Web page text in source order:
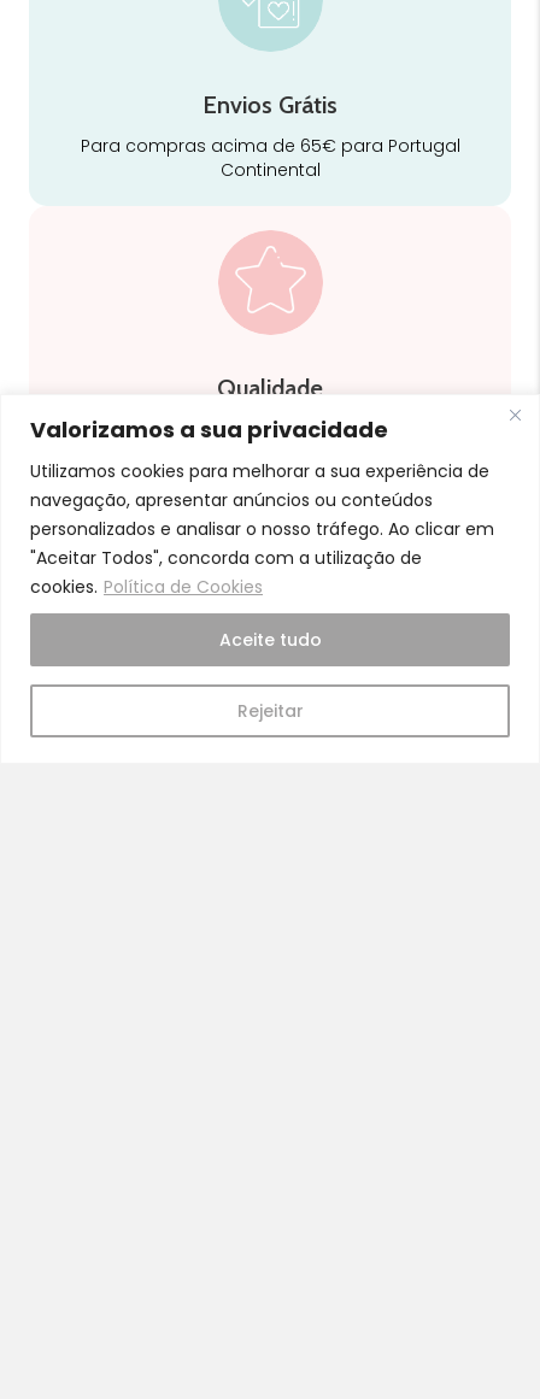
Valorizamos a sua privacidade
Utilizamos cookies para melhorar a sua experiência de
navegação, apresentar anúncios ou conteúdos
personalizados e analisar o nosso tráfego. Ao clicar em
"Aceitar Todos", concorda com a utilização de
cookies. Política de Cookies
Rejeitar
Aceite tudo
Envios Grátis
Para compras acima de 65€ para Portugal
Continental
Qualidade
Somos especialistas e justos no nosso trabalho
Cuidado
A nossa equipa é especializada em cuidados
para a mamã e o bebé